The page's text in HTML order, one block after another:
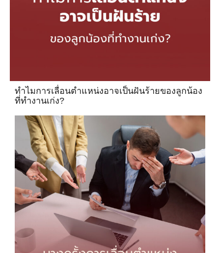
ทำไมการเลื่อนตำแหน่งอาจเป็นฝันร้ายของลูกน้อง
ที่ทำงานเก่ง?